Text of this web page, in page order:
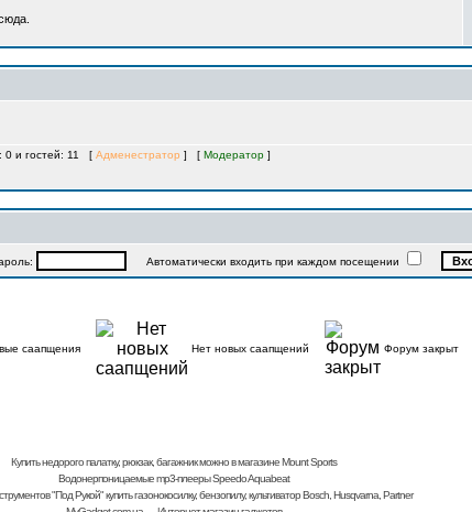
0 и гостей: 11 [ Адменестратор ] [ Модератор ]
Автоматически входить при каждом посещении
саапщения Нет новых саапщений Форум закрыт
Купить недорого палатку, рюкзак, багажникможно в магазине Mount Sports
Водонерпоницаемые mp3-плееры Speedo Aquabeat
"Под Рукой"купить газонокосилку, бензопилу, культиваторBosch, Husqvarna, Partner